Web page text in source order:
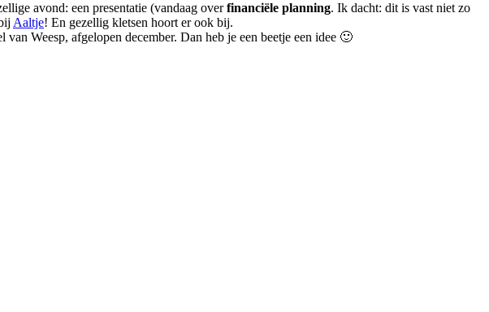
avond: een presentatie (vandaag overfinanciële planning. Ik dacht: dit is vast niet zo
Aaltje! En gezellig kletsen hoort er ook bij.
Weesp, afgelopen december. Dan heb je een beetje een idee 🙂